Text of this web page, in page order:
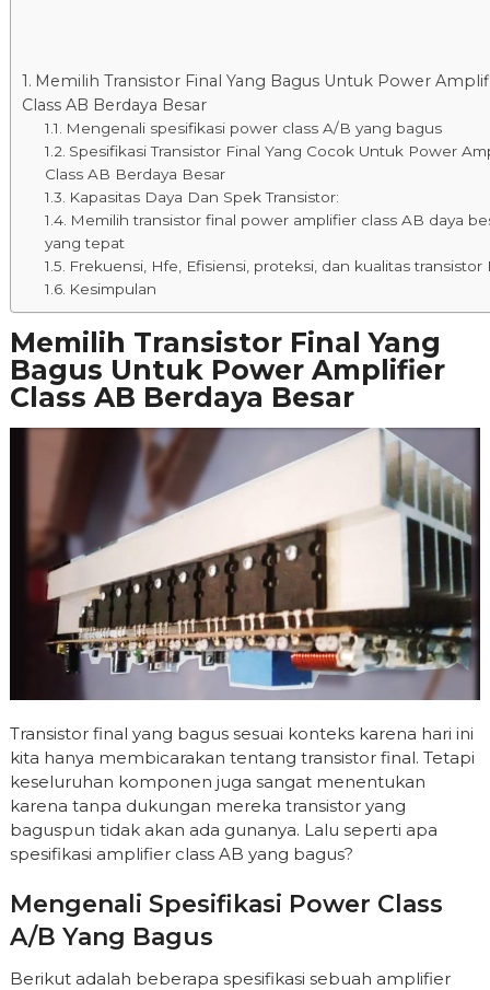
Memilih Transistor Final Yang Bagus Untuk Power
Class AB Berdaya Besar
Mengenali spesifikasi power class A/B yang bagus
Spesifikasi Transistor Final Yang Cocok Untuk Power
Class AB Berdaya Besar
Kapasitas Daya Dan Spek Transistor:
Memilih transistor final power amplifier class AB daya
yang tepat
Frekuensi, Hfe, Efisiensi, proteksi, dan kualitas transistor
Kesimpulan
Memilih Transistor Final Yang
Bagus Untuk Power Amplifier
Class AB Berdaya Besar
Transistor final yang bagus sesuai konteks karena hari ini
kita hanya membicarakan tentang transistor final. Tetapi
keseluruhan komponen juga sangat menentukan
karena tanpa dukungan mereka transistor yang
baguspun tidak akan ada gunanya. Lalu seperti apa
spesifikasi amplifier class AB yang bagus?
Mengenali Spesifikasi Power Class
A/B Yang Bagus
Berikut adalah beberapa spesifikasi sebuah amplifier